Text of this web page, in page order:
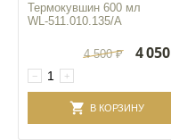
Термокувшин 600 мл
WL‑511.010.135/A
+
−
4 500 ₽ 4 050
В КОРЗИНУ